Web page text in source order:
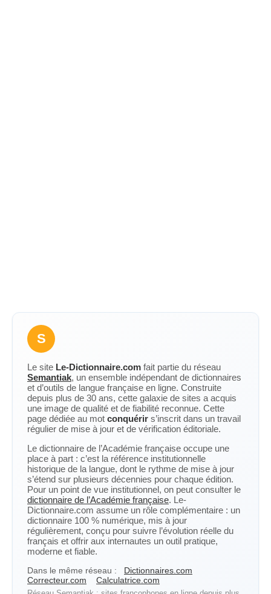
S
Le site Le-Dictionnaire.com fait partie du réseau
Semantiak, un ensemble indépendant de dictionnaires
et d’outils de langue française en ligne. Construite
depuis plus de 30 ans, cette galaxie de sites a acquis
une image de qualité et de fiabilité reconnue. Cette
page dédiée au mot conquérir s’inscrit dans un travail
régulier de mise à jour et de vérification éditoriale.
Le dictionnaire de l’Académie française occupe une
place à part : c’est la référence institutionnelle
historique de la langue, dont le rythme de mise à jour
s’étend sur plusieurs décennies pour chaque édition.
Pour un point de vue institutionnel, on peut consulter le
dictionnaire de l’Académie française. Le-
Dictionnaire.com assume un rôle complémentaire : un
dictionnaire 100 % numérique, mis à jour
régulièrement, conçu pour suivre l’évolution réelle du
français et offrir aux internautes un outil pratique,
moderne et fiable.
Dans le même réseau :
Dictionnaires.com
Correcteur.com
Calculatrice.com